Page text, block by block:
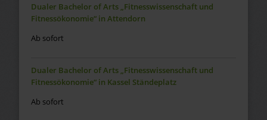
Dualer Bachelor of Arts „Fitnesswissenschaft und
Fitnessökonomie“ in Attendorn
Ab sofort
Dualer Bachelor of Arts „Fitnesswissenschaft und
Fitnessökonomie“ in Kassel Ständeplatz
Ab sofort